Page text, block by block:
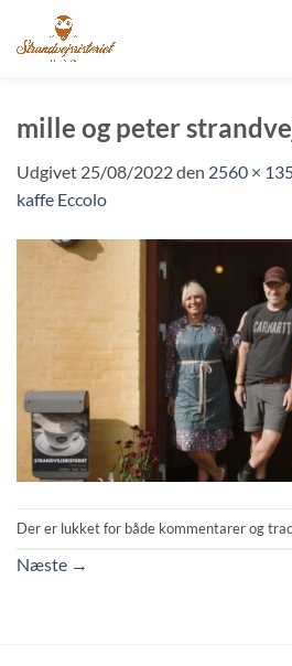
indhold
mille og peter
Udgivet 25/08/2022den 2560 ×
kaffe Eccolo
Der er lukket for både kommentarer og
Næste →